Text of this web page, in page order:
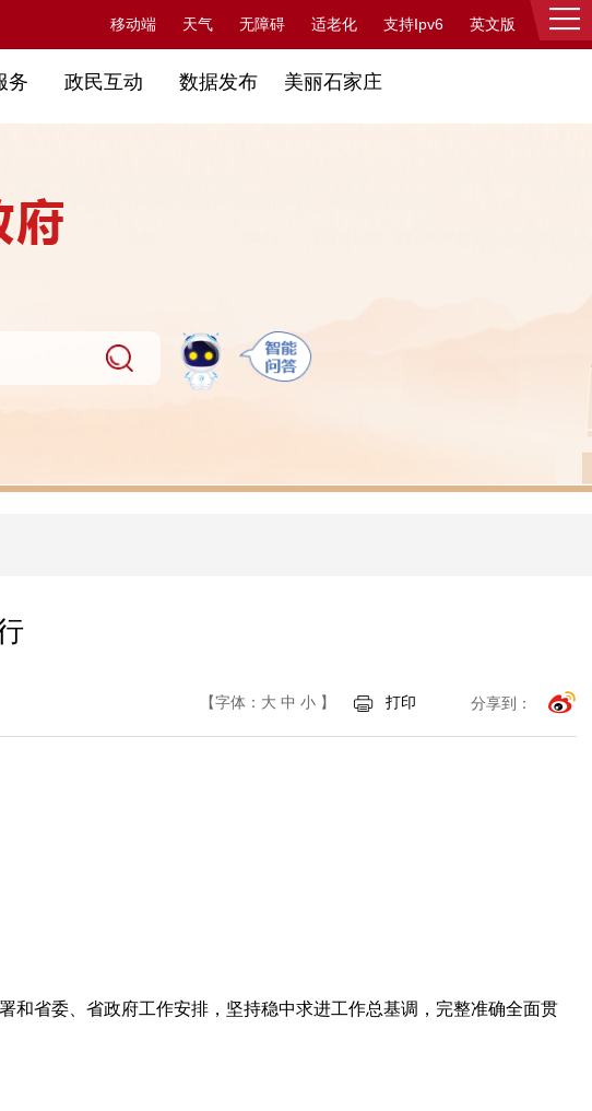
移动端 天气 无障碍 适老化 支持Ipv6 英文版 登录
务 政民互动 数据发布 美丽石家庄
【字体： 大 中 小 】 打印 分享到：
和省委、省政府工作安排，坚持稳中求进工作总基调，完整准确全面贯